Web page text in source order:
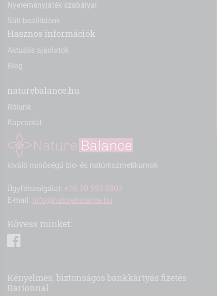
Nyereményjáték szabályai
Süti beállítások
Hasznos információk
Aktuális ajánlatok
Blog
naturebalance.hu
Rólunk
Kapcsolat
kiváló minőségű bio- és natúrkozmetikumok
Ügyfélszolgálat: +36-20-593-0902
E-mail: info@naturebalance.hu
Kövess minket:
Kényelmes, biztonságos bankkártyás fizetés
Barionnal